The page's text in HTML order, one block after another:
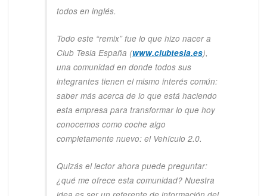
todos en inglés.
Todo este “remix” fue lo que hizo nacer a
Club Tesla España (www.clubtesla.es),
una comunidad en donde todos sus
integrantes tienen el mismo interés común:
saber más acerca de lo que está haciendo
esta empresa para transformar lo que hoy
conocemos como coche algo
completamente nuevo: el Vehículo 2.0.
Quizás el lector ahora puede preguntar:
¿qué me ofrece esta comunidad? Nuestra